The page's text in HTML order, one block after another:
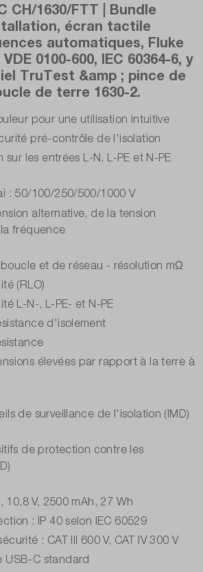
CH/1630/FTT | Bundle
écran tactile
automatiques, Fluke
0100-600, IEC 60364-6, y
TruTest &amp ; pince de
de terre 1630-2.
pour une utilisation intuitive
pré-contrôle de l'isolation
sur les entrées L-N, L-PE et N-PE
: 50/100/250/500/1000 V
alternative, de la tension
fréquence
et de réseau - résolution mΩ
(RLO)
L-N-, L-PE- et N-PE
d'isolement
élevées par rapport à la terre à
de surveillance de l'isolation (IMD)
de protection contre les
10,8 V, 2500 mAh, 27 Wh
: IP 40 selon IEC 60529
: CAT III 600 V, CAT IV 300 V
USB-C standard